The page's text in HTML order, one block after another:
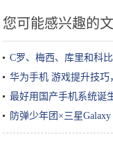
您可能感兴趣的
C罗、梅西、库里和科
华为手机 游戏提升技
最好用国产手机系统诞
防弹少年团×三星
你来